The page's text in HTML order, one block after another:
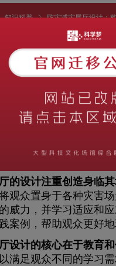
知识科普 防灾减灾展厅设计：
防灾减灾展
阅
计作为一种重要的教
互动体验，防灾减灾
灾害的发生原因、预
识，培养他们的自我保
的设计注重创造身临其
观众置身于各种灾害
威力，并学习适应和
案例，帮助观众更好
设计的核心在于教育和
满足观众不同的学习